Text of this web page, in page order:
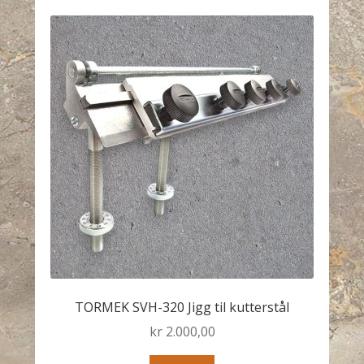
TORMEK SVH-320 Jigg til kutterstål
kr2.000,00